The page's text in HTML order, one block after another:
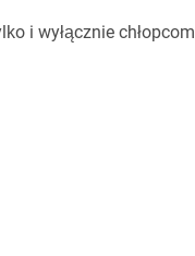
i wyłącznie chłopcom